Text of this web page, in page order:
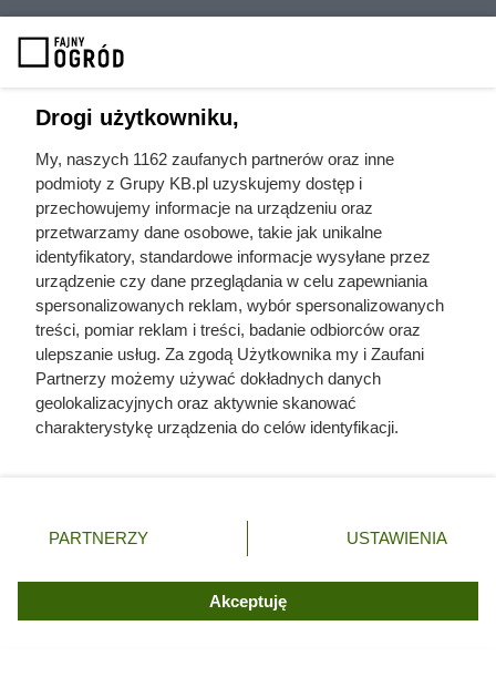
Czytaj także:
Nie daj sobie wmówić, że podłogówka jest
obowiązkowa przy pompie ciepła. To zależy od
kilku rzeczy
Ile wełny potrzeba na poddasze? Ten prosty błąd
może kosztować całą paletę
Sprawdź ten mały element przy rozdzielaczu
Drogi użytkowniku,
My, naszych 1162 zaufanych partnerów oraz inne
podmioty z Grupy KB.pl uzyskujemy dostęp i
przechowujemy informacje na urządzeniu oraz
przetwarzamy dane osobowe, takie jak unikalne
identyfikatory, standardowe informacje wysyłane przez
urządzenie czy dane przeglądania w celu zapewniania
spersonalizowanych reklam, wybór spersonalizowanych
treści, pomiar reklam i treści, badanie odbiorców oraz
ulepszanie usług. Za zgodą Użytkownika my i Zaufani
Partnerzy możemy używać dokładnych danych
geolokalizacyjnych oraz aktywnie skanować
charakterystykę urządzenia do celów identyfikacji.
zmienić/wycofać klikając przycisk ustawień prywatności
znajdujący się w lewym dolnym rogu strony. Niektóre
użytkownika, ale masz prawo sprzeciwić się takiemu
przetwarzaniu. Preferencje będą miały zastosowania tylko
PARTNERZY USTAWIENIA
Akceptuję